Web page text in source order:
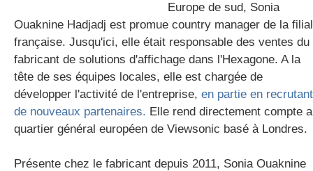
Europe de sud, Sonia
Ouaknine Hadjadj est promue country manager de la
française. Jusqu'ici, elle était responsable des ventes du
fabricant de solutions d'affichage dans l'Hexagone. A la
tête de ses équipes locales, elle est chargée de
développer l'activité de l'entreprise, en partie en recrutant
de nouveaux partenaires. Elle rend directement compte
quartier général européen de Viewsonic basé à Londres.
Présente chez le fabricant depuis 2011, Sonia Ouaknine